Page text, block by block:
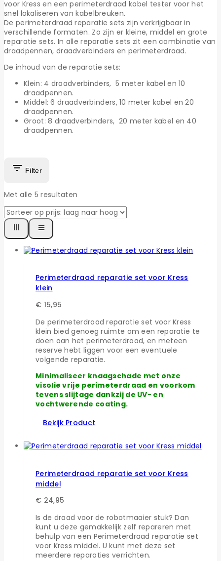
voor Kress en een perimeterdraad kabel tester voor het
snel lokaliseren van kabelbreuken.
De perimeterdraad reparatie sets zijn verkrijgbaar in
verschillende formaten. Zo zijn er kleine, middel en grote
reparatie sets. In alle reparatie sets zit een combinatie van
draadpennen, draadverbinders en perimeterdraad.
De inhoud van de reparatie sets:
Klein: 4 draadverbinders, 5 meter kabel en 10
draadpennen.
Middel: 6 draadverbinders, 10 meter kabel en 20
draadpennen.
Groot: 8 draadverbinders, 20 meter kabel en 40
draadpennen.
Filter
Met alle 5 resultaten
Perimeterdraad reparatie set voor Kress
klein
€ 15,95
De perimeterdraad reparatie set voor Kress
klein bied genoeg ruimte om een reparatie te
doen aan het perimeterdraad, en meteen
reserve hebt liggen voor een eventuele
volgende reparatie.
Minimaliseer knaagschade met onze
visolie vrije perimeterdraad en voorkom
tevens slijtage dankzij de UV- en
vochtwerende coating.
Bekijk Product
Perimeterdraad reparatie set voor Kress
middel
€ 24,95
Is de draad voor de robotmaaier stuk? Dan
kunt u deze gemakkelijk zelf repareren met
behulp van een Perimeterdraad reparatie set
voor Kress middel. U kunt met deze set
meerdere reparaties verrichten.